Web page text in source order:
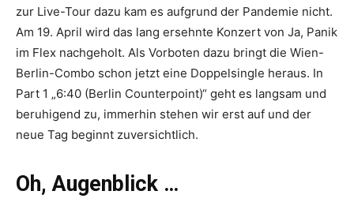
zur Live-Tour dazu kam es aufgrund der Pandemie nicht.
Am 19. April wird das lang ersehnte Konzert von Ja, Panik
im Flex nachgeholt. Als Vorboten dazu bringt die Wien-
Berlin-Combo schon jetzt eine Doppelsingle heraus. In
Part 1 „6:40 (Berlin Counterpoint)“ geht es langsam und
beruhigend zu, immerhin stehen wir erst auf und der
neue Tag ­beginnt zuversichtlich.
Oh, Augenblick …